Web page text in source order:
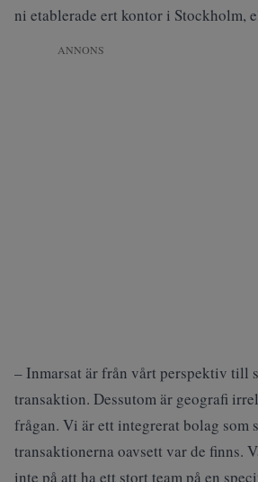
ni etablerade ert kontor i Stockholm,
ANNONS
– Inmarsat är från vårt perspektiv till
transaktion. Dessutom är geografi
frågan. Vi är ett integrerat bolag som
transaktionerna oavsett var de finns.
inte på att ha ett stort team på en